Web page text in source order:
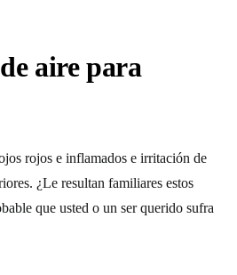
aire para
rojos e inflamados e irritación de
¿Le resultan familiares estos
que usted o un ser querido sufra